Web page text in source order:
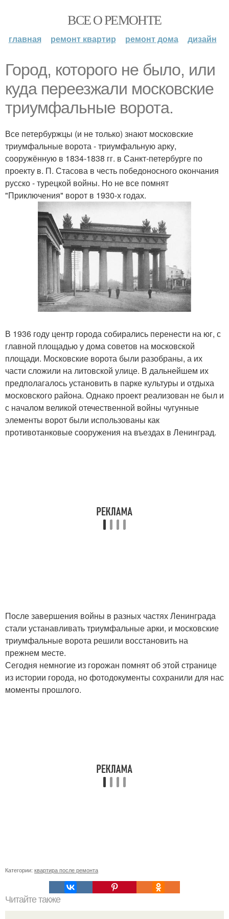
ВСЕ О РЕМОНТЕ
главная ремонт квартир ремонт дома дизайн
Город, которого не было, или
куда переезжали московские
триумфальные ворота.
Все петербуржцы (и не только) знают московские
триумфальные ворота - триумфальную арку,
сооружённую в 1834-1838 гг. в Санкт-петербурге по
проекту в. П. Стасова в честь победоносного окончания
русско - турецкой войны. Но не все помнят
"Приключения" ворот в 1930-х годах.
В 1936 году центр города собирались перенести на юг, с
главной площадью у дома советов на московской
площади. Московские ворота были разобраны, а их
части сложили на литовской улице. В дальнейшем их
предполагалось установить в парке культуры и отдыха
московского района. Однако проект реализован не был и
с началом великой отечественной войны чугунные
элементы ворот были использованы как
противотанковые сооружения на въездах в Ленинград.
После завершения войны в разных частях Ленинграда
стали устанавливать триумфальные арки, и московские
триумфальные ворота решили восстановить на
прежнем месте.
Сегодня немногие из горожан помнят об этой странице
из истории города, но фотодокументы сохранили для нас
моменты прошлого.
Категории: квартира после ремонта
Читайте также